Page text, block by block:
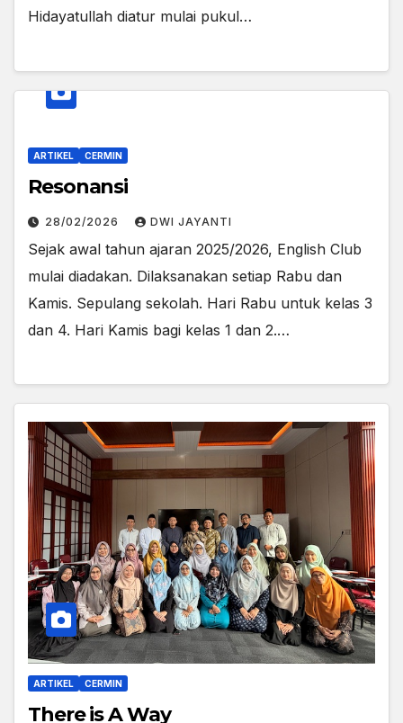
Hidayatullah diatur mulai pukul…
ARTIKEL CERMIN
Resonansi
28/02/2026 DWI JAYANTI
Sejak awal tahun ajaran 2025/2026, English Club
mulai diadakan. Dilaksanakan setiap Rabu dan
Kamis. Sepulang sekolah. Hari Rabu untuk kelas 3
dan 4. Hari Kamis bagi kelas 1 dan 2.…
ARTIKEL CERMIN
There is A Way